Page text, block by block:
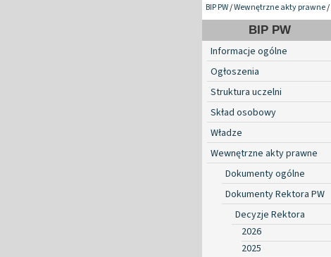
BIP PW/Wewnętrzne akty prawne/
BIP PW
Informacje ogólne
Ogłoszenia
Struktura uczelni
Skład osobowy
Władze
Wewnętrzne akty prawne
Dokumenty ogólne
Dokumenty Rektora PW
Decyzje Rektora
2026
2025